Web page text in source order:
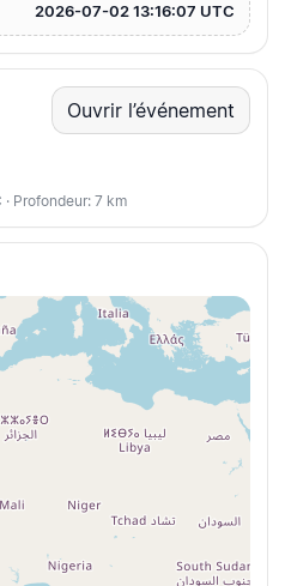
2026-07-02 13:16:07 UTC
Ouvrir l’événement
Profondeur: 7 km